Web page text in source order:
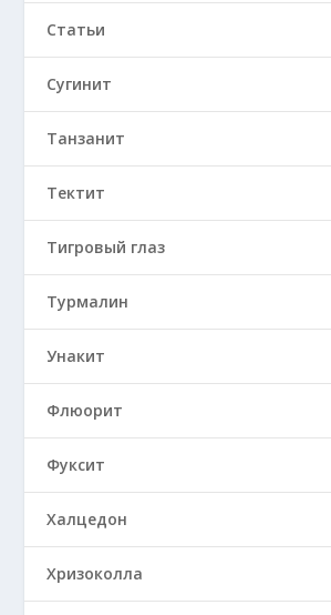
Статьи
Сугинит
Танзанит
Тектит
Тигровый глаз
Турмалин
Унакит
Флюорит
Фуксит
Халцедон
Хризоколла